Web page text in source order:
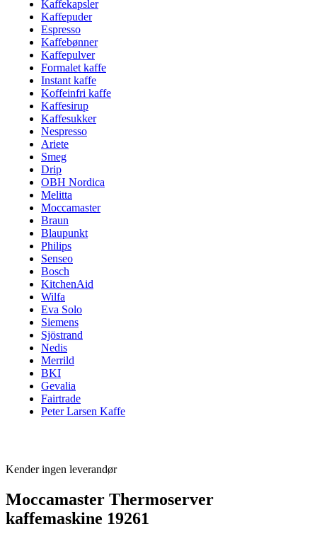
Kaffekapsler
Kaffepuder
Espresso
Kaffebønner
Kaffepulver
Formalet kaffe
Instant kaffe
Koffeinfri kaffe
Kaffesirup
Kaffesukker
Nespresso
Ariete
Smeg
Drip
OBH Nordica
Melitta
Moccamaster
Braun
Blaupunkt
Philips
Senseo
Bosch
KitchenAid
Wilfa
Eva Solo
Siemens
Sjöstrand
Nedis
Merrild
BKI
Gevalia
Fairtrade
Peter Larsen Kaffe
Kender ingen leverandør
Moccamaster Thermoserver
kaffemaskine 19261